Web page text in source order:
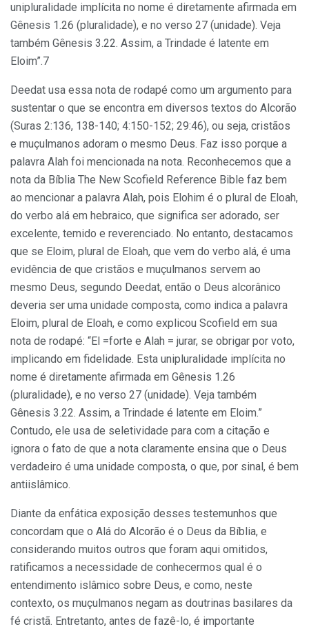
unipluralidade implícita no nome é diretamente afirmada em
Gênesis 1.26 (pluralidade), e no verso 27 (unidade). Veja
também Gênesis 3.22. Assim, a Trindade é latente em
Eloim”.7
Deedat usa essa nota de rodapé como um argumento para
sustentar o que se encontra em diversos textos do Alcorão
(Suras 2:136, 138-140; 4:150-152; 29:46), ou seja, cristãos
e muçulmanos adoram o mesmo Deus. Faz isso porque a
palavra Alah foi mencionada na nota. Reconhecemos que a
nota da Bíblia The New Scofield Reference Bible faz bem
ao mencionar a palavra Alah, pois Elohim é o plural de Eloah,
do verbo alá em hebraico, que significa ser adorado, ser
excelente, temido e reverenciado. No entanto, destacamos
que se Eloim, plural de Eloah, que vem do verbo alá, é uma
evidência de que cristãos e muçulmanos servem ao
mesmo Deus, segundo Deedat, então o Deus alcorânico
deveria ser uma unidade composta, como indica a palavra
Eloim, plural de Eloah, e como explicou Scofield em sua
nota de rodapé: “El =forte e Alah = jurar, se obrigar por voto,
implicando em fidelidade. Esta unipluralidade implícita no
nome é diretamente afirmada em Gênesis 1.26
(pluralidade), e no verso 27 (unidade). Veja também
Gênesis 3.22. Assim, a Trindade é latente em Eloim.”
Contudo, ele usa de seletividade para com a citação e
ignora o fato de que a nota claramente ensina que o Deus
verdadeiro é uma unidade composta, o que, por sinal, é bem
antiislâmico.
Diante da enfática exposição desses testemunhos que
concordam que o Alá do Alcorão é o Deus da Bíblia, e
considerando muitos outros que foram aqui omitidos,
ratificamos a necessidade de conhecermos qual é o
entendimento islâmico sobre Deus, e como, neste
contexto, os muçulmanos negam as doutrinas basilares da
fé cristã. Entretanto, antes de fazê-lo, é importante